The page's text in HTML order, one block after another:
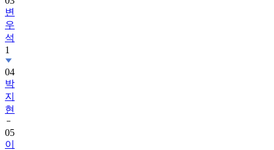
변
우
석
1
04
박
지
현
05
이